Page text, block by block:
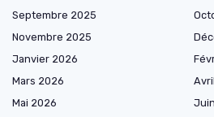
Septembre 2025
Novembre 2025
Janvier 2026
Mars 2026
Mai 2026